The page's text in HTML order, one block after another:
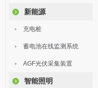
新能源
充电桩
蓄电池在线监测系统
AGF光伏采集装置
智能照明